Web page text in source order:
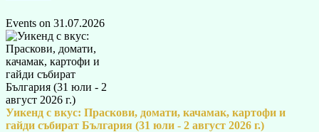
Events on 31.07.2026
Уикенд с вкус: Праскови, домати, качамак, картофи и
гайди събират България (31 юли - 2 август 2026 г.)